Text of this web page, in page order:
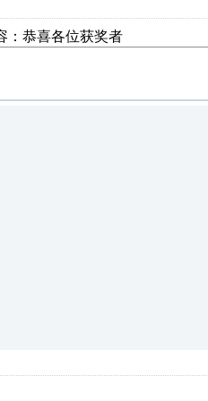
容：恭喜各位获奖者